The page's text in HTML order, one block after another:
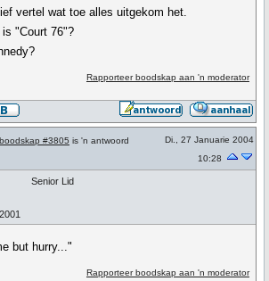
vertel wat toe alles uitgekom het.
"Court 76"?
Rapporteer boodskap aan 'n moderator
boodskap #3805 is 'n antwoord
Di., 27 Januarie 2004
10:28
Senior Lid
but hurry..."
Rapporteer boodskap aan 'n moderator